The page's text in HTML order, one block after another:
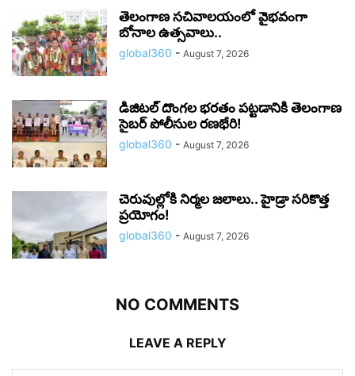
తెలంగాణ సచివాలయంలో వైభవంగా
బోనాల ఉత్సవాలు..
global360 - August 7, 2026
డిజిటల్ దొంగల భరతం పట్టడానికి తెలంగాణ
సైబర్ పోలీసుల రణభేరి!
global360 - August 7, 2026
చెరువుల్లోకి నిర్మల జలాలు.. హైడ్రా సరికొత్త
ప్రయోగం!
global360 - August 7, 2026
NO COMMENTS
LEAVE A REPLY